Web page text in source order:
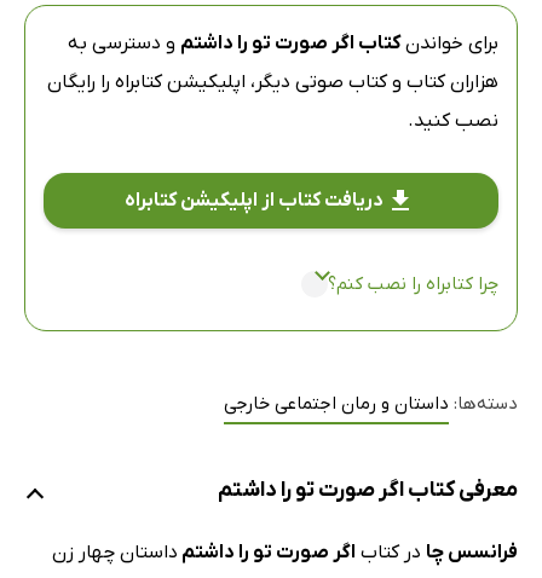
برای خواندنکتاب اگر صورت تو را داشتم و دسترسی به
هزاران کتاب و کتاب صوتی دیگر، اپلیکیشن کتابراه را رایگان
نصب کنید.
دریافت کتاب از اپلیکیشن کتابراه
چرا کتابراه را نصب کنم؟
دسته‌ها: داستان و رمان اجتماعی خارجی
معرفی کتاب اگر صورت تو را داشتم
فرانسس چا در کتاب اگر صورت تو را داشتم داستان چهار زن